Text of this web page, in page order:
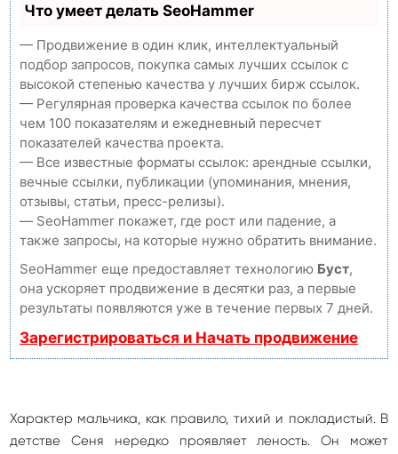
Что умеет делать SeoHammer
— Продвижение в один клик, интеллектуальный
подбор запросов, покупка самых лучших ссылок с
высокой степенью качества у лучших бирж ссылок.
— Регулярная проверка качества ссылок по более
чем 100 показателям и ежедневный пересчет
показателей качества проекта.
— Все известные форматы ссылок: арендные ссылки,
вечные ссылки, публикации (упоминания, мнения,
отзывы, статьи, пресс-релизы).
— SeoHammer покажет, где рост или падение, а
также запросы, на которые нужно обратить внимание.
SeoHammer еще предоставляет технологию Буст,
она ускоряет продвижение в десятки раз, а первые
результаты появляются уже в течение первых 7 дней.
Зарегистрироваться и Начать продвижение
Характер мальчика, как правило, тихий и покладистый. В
детстве Сеня нередко проявляет леность. Он может